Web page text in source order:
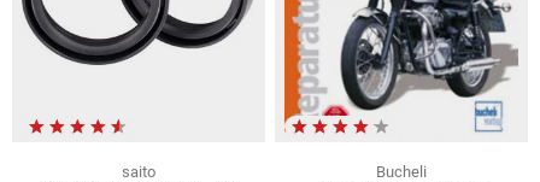
saito
Bucheli